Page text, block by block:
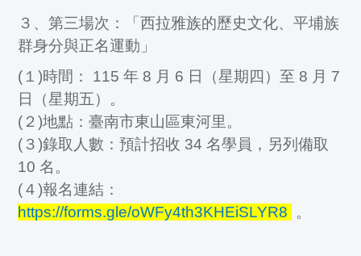
３、第三場次：「西拉雅族的歷史文化、平埔族
群身分與正名運動」
(１)時間： 115 年 8 月 6 日（星期四）至 8 月 7
日（星期五）。
(２)地點：臺南市東山區東河里。
(３)錄取人數：預計招收 34 名學員，另列備取
10 名。
(４)報名連結：
https://forms.gle/oWFy4th3KHEiSLYR8
。